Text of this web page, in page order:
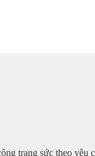
trang sức theo yêu